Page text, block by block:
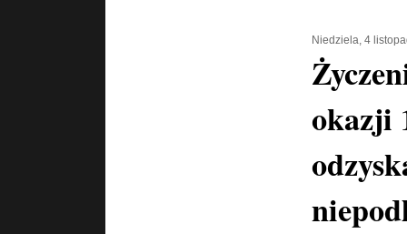
Niedziela, 4
okazji